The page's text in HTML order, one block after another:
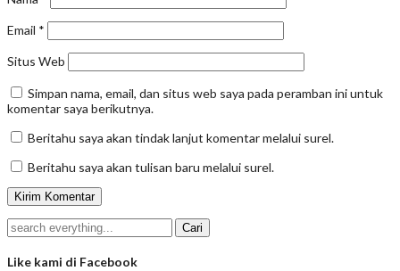
Email *
Situs Web
Simpan nama, email, dan situs web saya pada peramban ini untuk
komentar saya berikutnya.
Beritahu saya akan tindak lanjut komentar melalui surel.
Beritahu saya akan tulisan baru melalui surel.
Like kami di Facebook